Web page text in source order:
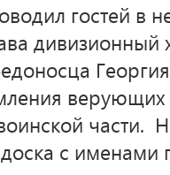
гостей в
части.
с